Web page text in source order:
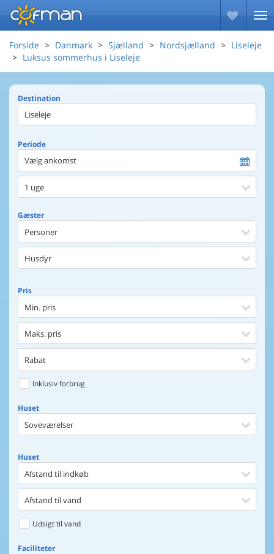
Forside Danmark Sjælland Nordsjælland
Liseleje
Luksus sommerhus i Liseleje
Destination
Periode
Vælg ankomst
1 uge
Gæster
Personer
Husdyr
Pris
Min. pris
Maks. pris
Rabat
Inklusiv forbrug
Huset
Soveværelser
Huset
Afstand til indkøb
Afstand til vand
Udsigt til vand
Faciliteter